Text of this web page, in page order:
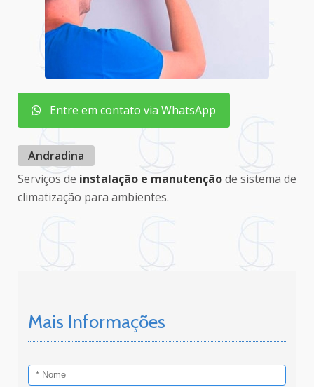
Entre em contato via WhatsApp
Andradina
Serviços de instalação e manutençãode sistema de
climatização para ambientes.
Mais Informações